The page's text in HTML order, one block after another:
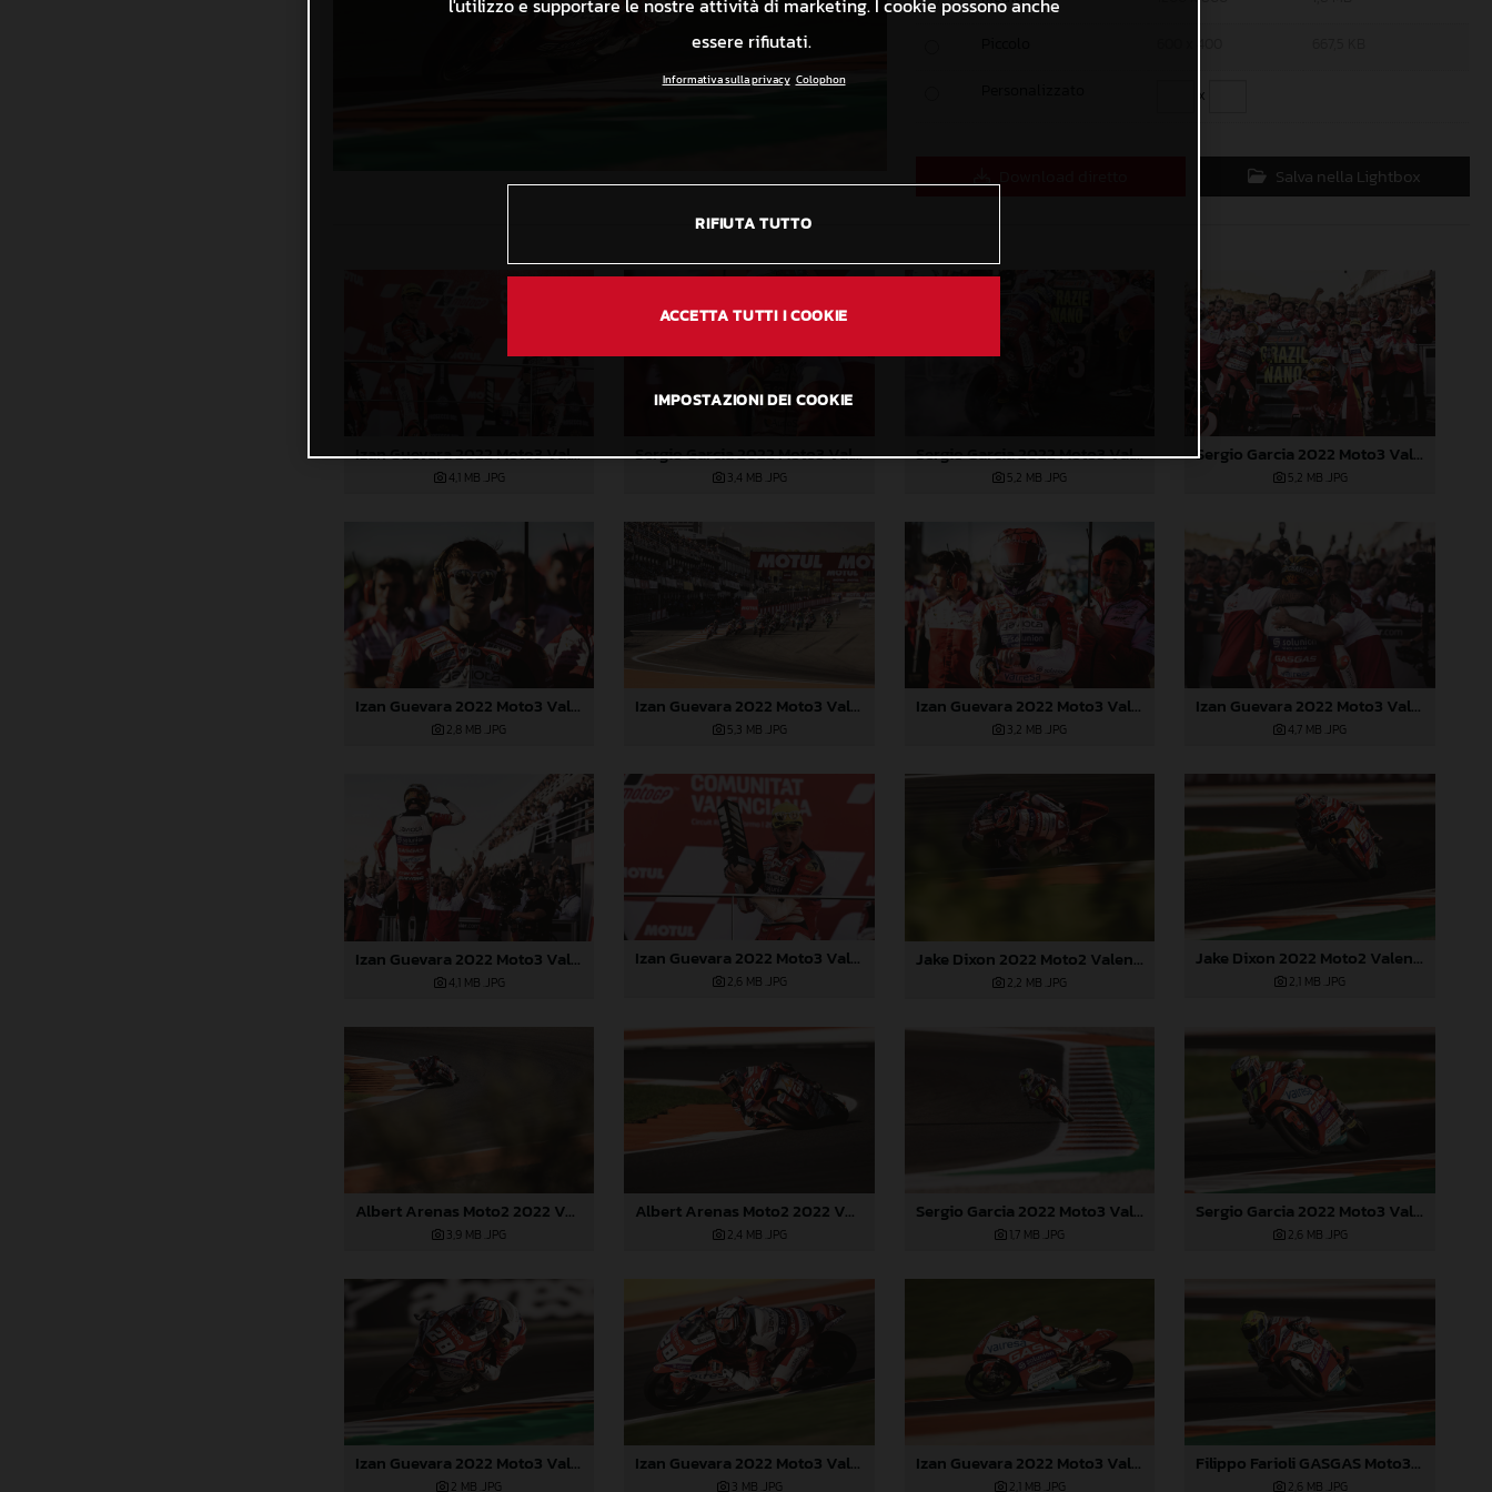
x
Salva nella Lightbox
Izan Guevara 2022 Moto3 Valencia
4,1 MB .JPG
Sergio Garcia 2022 Moto3 Valencia
3,4 MB .JPG
Sergio Garcia 2022 Moto3 Valencia
5,2 MB .JPG
Sergio Garcia 2022 Moto3 Valencia
5,2 MB .JPG
Izan Guevara 2022 Moto3 Valencia
2,8 MB .JPG
Izan Guevara 2022 Moto3 Valencia
5,3 MB .JPG
Izan Guevara 2022 Moto3 Valencia
3,2 MB .JPG
Izan Guevara 2022 Moto3 Valencia
4,7 MB .JPG
Izan Guevara 2022 Moto3 Valencia
4,1 MB .JPG
Izan Guevara 2022 Moto3 Valencia
2,6 MB .JPG
Jake Dixon 2022 Moto2 Valencia
2,2 MB .JPG
Jake Dixon 2022 Moto2 Valencia
2,1 MB .JPG
Albert Arenas Moto2 2022 Valencia
3,9 MB .JPG
Albert Arenas Moto2 2022 Valencia
2,4 MB .JPG
Sergio Garcia 2022 Moto3 Valencia
1,7 MB .JPG
Sergio Garcia 2022 Moto3 Valencia
2,6 MB .JPG
Izan Guevara 2022 Moto3 Valencia
2 MB .JPG
Izan Guevara 2022 Moto3 Valencia
3 MB .JPG
Izan Guevara 2022 Moto3 Valencia
2,1 MB .JPG
Filippo Farioli GASGAS Moto3 Valencia
2,6 MB .JPG
l'utilizzo e supportare le nostre attività di marketing. I cookie possono anche
essere rifiutati.
Informativa sulla privacy Colophon
RIFIUTA TUTTO
ACCETTA TUTTI I COOKIE
IMPOSTAZIONI DEI COOKIE